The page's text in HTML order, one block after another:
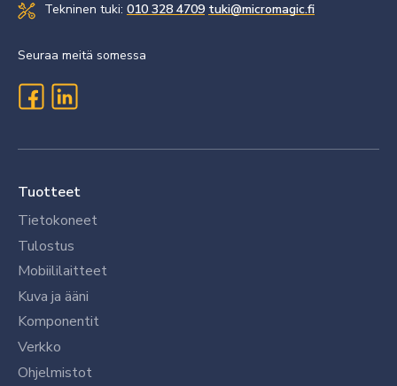
Tekninen tuki: 010 328 4709 tuki@micromagic.fi
Seuraa meitä somessa
Tuotteet
Tietokoneet
Tulostus
Mobiililaitteet
Kuva ja ääni
Komponentit
Verkko
Ohjelmistot